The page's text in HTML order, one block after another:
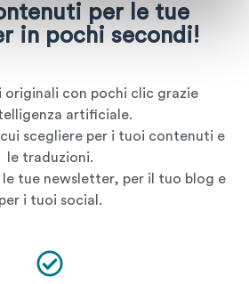
per le tue
in pochi secondi!
originali con pochi clic grazie
artificiale.
scegliere per i tuoi contenuti e
le traduzioni.
tue newsletter, per il tuo blog e
per i tuoi social.